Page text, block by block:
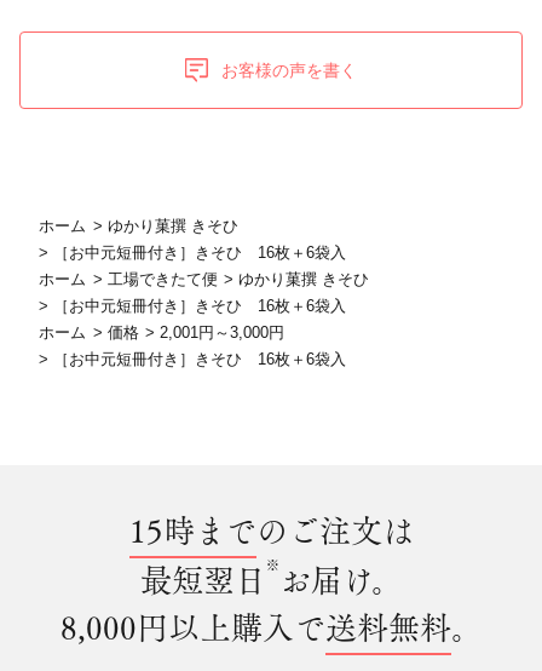
お客様の声を書く
ホーム > ゆかり菓撰 きそひ
>
［お中元短冊付き］きそひ 16枚＋6袋入
ホーム > 工場できたて便 >ゆかり菓撰 きそひ
>
［お中元短冊付き］きそひ 16枚＋6袋入
ホーム > 価格 > 2,001円～3,000円
>
［お中元短冊付き］きそひ 16枚＋6袋入
15時までのご注文は
最短翌日 ※ お届け。
8,000円以上購入で送料無料。